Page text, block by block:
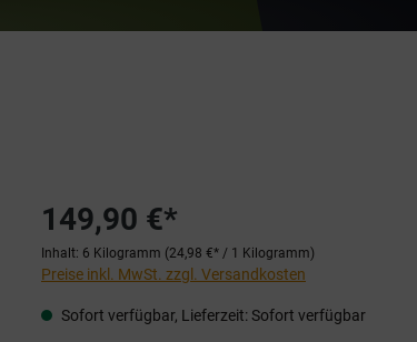
149,90 €*
Inhalt: 6 Kilogramm (24,98 €* / 1 Kilogramm)
Preise inkl. MwSt. zzgl. Versandkosten
Sofort verfügbar, Lieferzeit: Sofort verfügbar